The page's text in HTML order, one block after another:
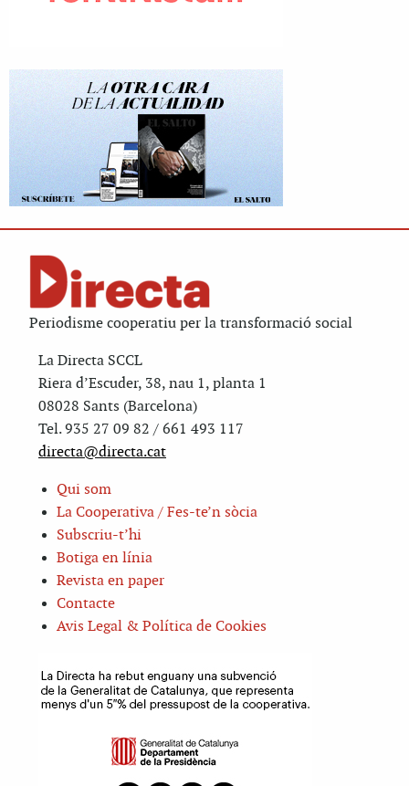
Periodisme cooperatiu per la transformació social
La Directa SCCL
Riera d’Escuder, 38, nau 1, planta 1
08028 Sants (Barcelona)
Tel. 935 27 09 82 / 661 493 117
directa@directa.cat
Qui som
La Cooperativa / Fes-te’n sòcia
Subscriu-t’hi
Botiga en línia
Revista en paper
Contacte
Avis Legal & Política de Cookies